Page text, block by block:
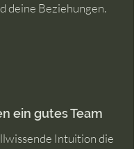
deine Beziehungen.
ein gutes Team
Intuition die